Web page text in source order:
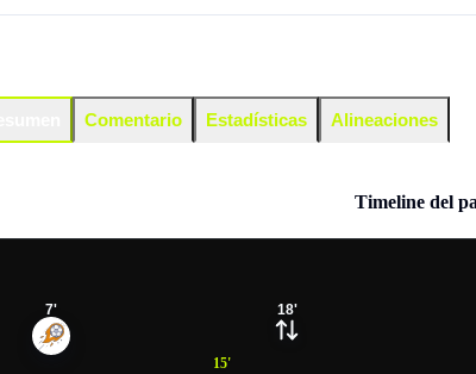
Comentario Estadísticas Alineaciones
Timeline del
15'
7' 18'